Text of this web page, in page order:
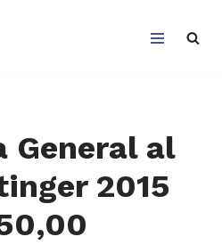
General al
2015